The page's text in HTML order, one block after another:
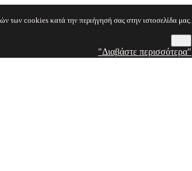
των cookies κατά την περιήγησή σας στην ιστοσελίδα μας.
"Διαβάστε περισσότερα"